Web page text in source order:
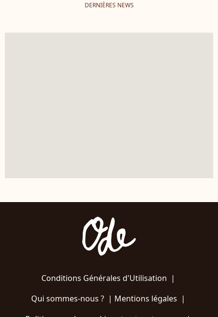
DERNIÈRES NEWS
Conditions Générales d'Utilisation |
Qui sommes-nous ?| Mentions légales |